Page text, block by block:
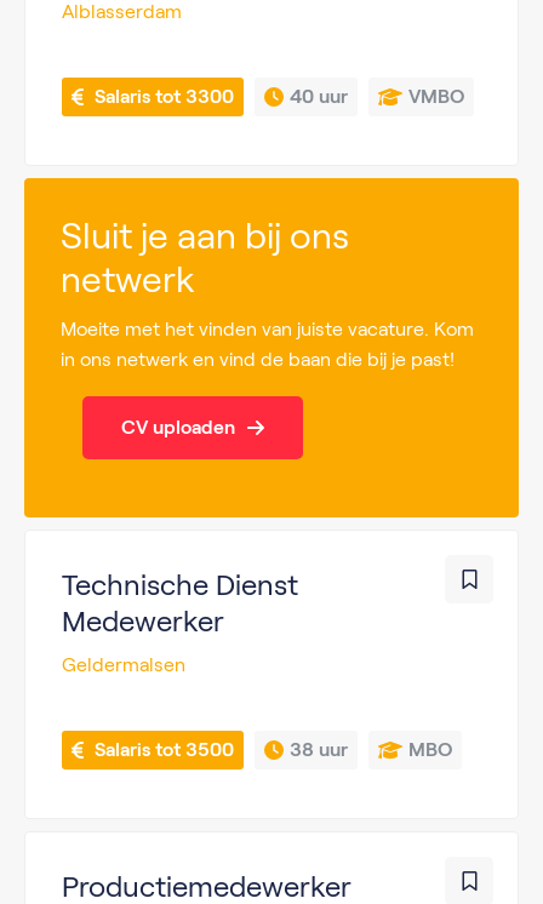
Alblasserdam
Salaris tot 3300 40 uur VMBO
Sluit je aan bij ons
netwerk
Moeite met het vinden van juiste vacature. Kom
in ons netwerk en vind de baan die bij je past!
CV uploaden
Technische Dienst
Medewerker
Geldermalsen
Salaris tot 3500 38 uur MBO
Productiemedewerker